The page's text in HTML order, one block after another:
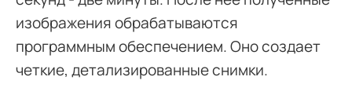
изображения обрабатываются
программным обеспечением. Оно создает
четкие, детализированные снимки.